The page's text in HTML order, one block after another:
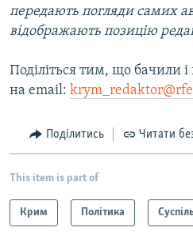
передають погляди самих
відображають позицію
Поділіться тим, що бачили
на email:
Поділитись Читати
This item is part of
Крим Політика